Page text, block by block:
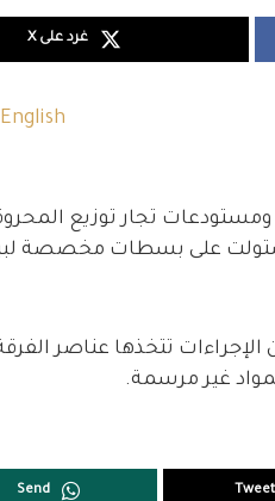
غرد على X
English
تجار توزيع
على بسطات مخصصة
تتخذها عناصر
غير مرسمة.
Tweet
Send